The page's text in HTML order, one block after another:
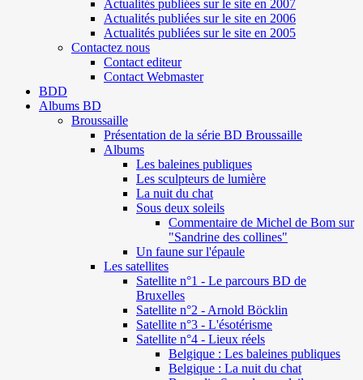
Actualités publiées sur le site en 2007
Actualités publiées sur le site en 2006
Actualités publiées sur le site en 2005
Contactez nous
Contact editeur
Contact Webmaster
BDD
Albums BD
Broussaille
Présentation de la série BD Broussaille
Albums
Les baleines publiques
Les sculpteurs de lumière
La nuit du chat
Sous deux soleils
Commentaire de Michel de Bom sur
"Sandrine des collines"
Un faune sur l'épaule
Les satellites
Satellite n°1 - Le parcours BD de
Bruxelles
Satellite n°2 - Arnold Böcklin
Satellite n°3 - L'ésotérisme
Satellite n°4 - Lieux réels
Belgique : Les baleines publiques
Belgique : La nuit du chat